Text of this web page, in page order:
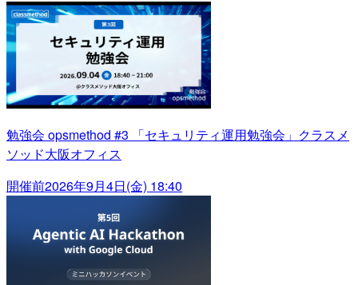
勉強会 opsmethod #3 「セキュリティ運用勉強会」クラスメ
ソッド大阪オフィス
開催前2026年9月4日(金) 18:40